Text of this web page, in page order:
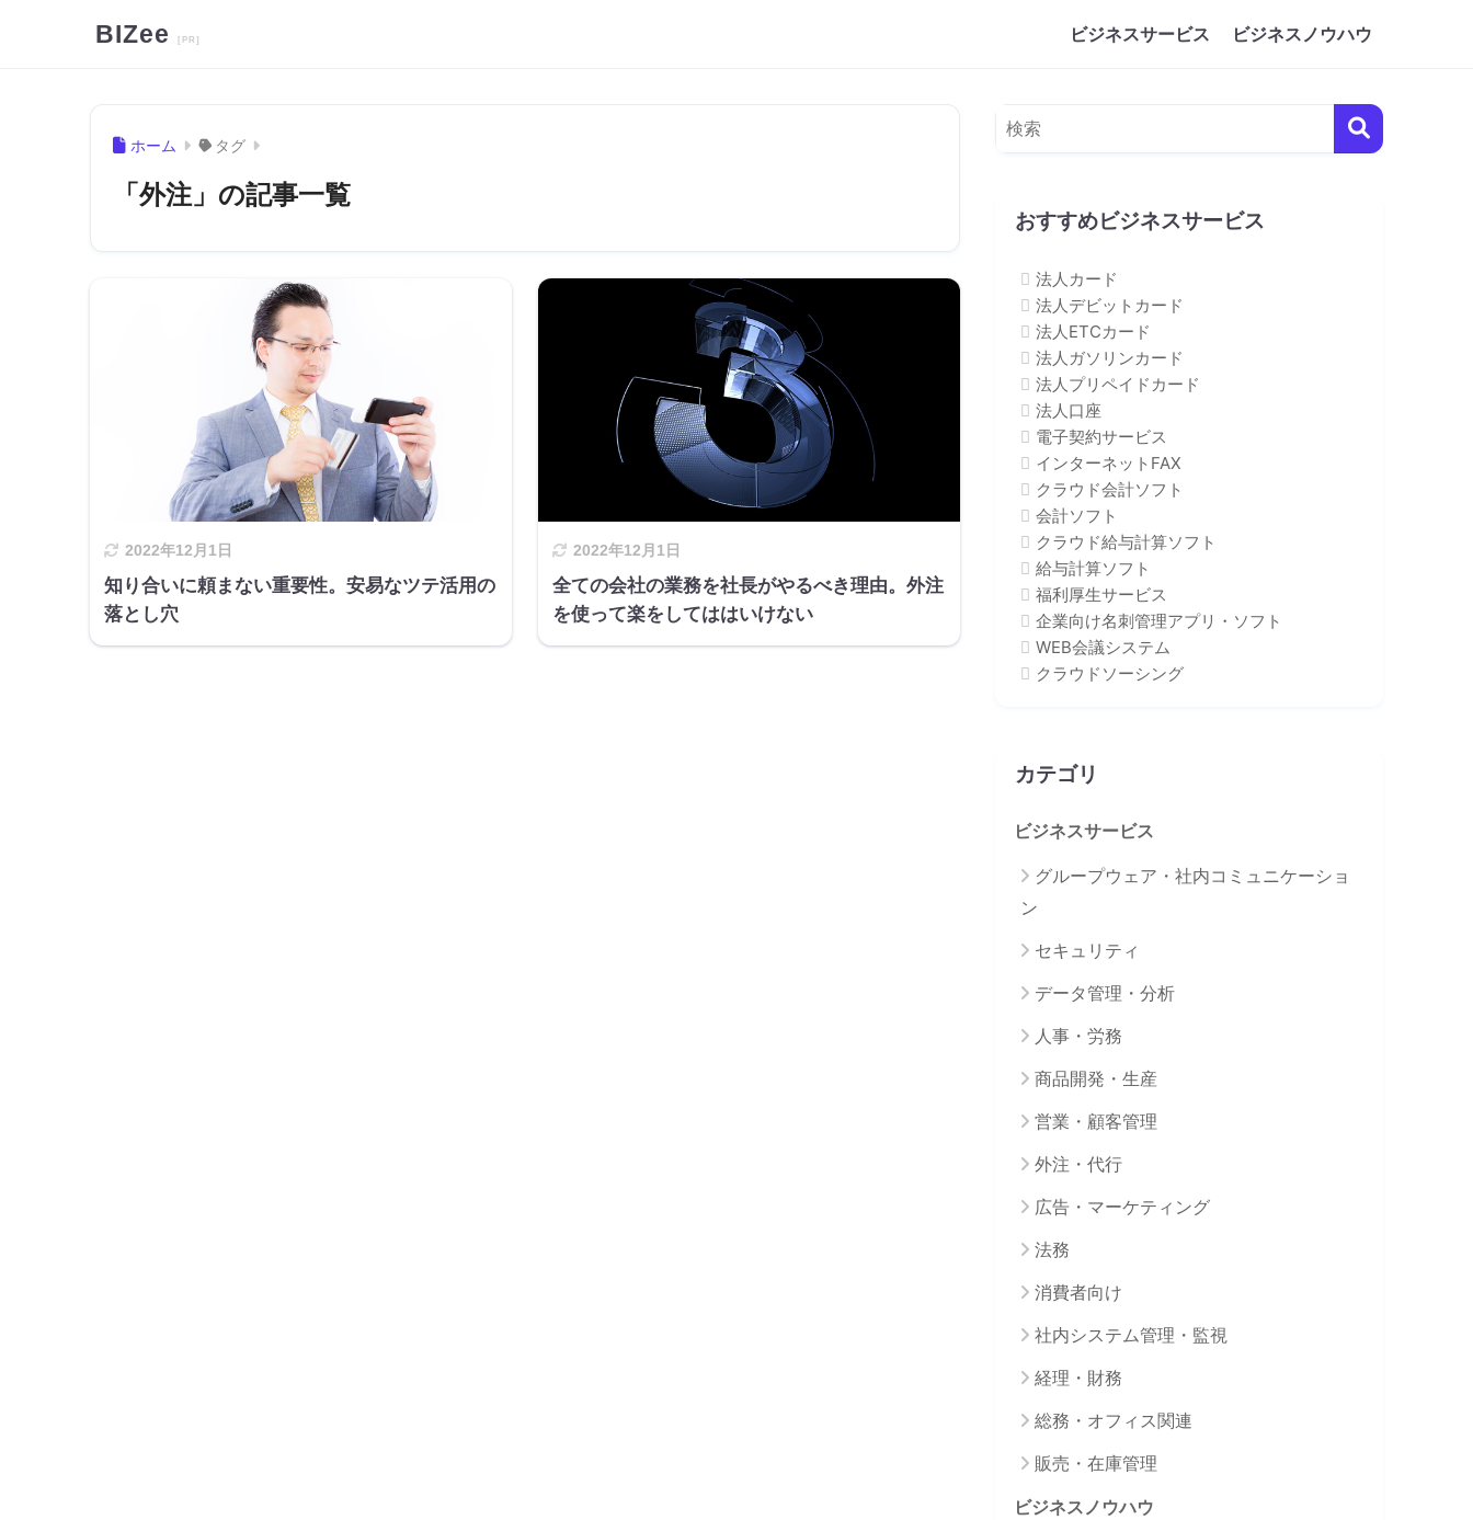
BIZee ビジネスサービス ビジネスノウハウ
ホーム タグ
「外注」の記事一覧
2022年12月1日
知り合いに頼まない重要性。安易なツテ活用の
落とし穴
2022年12月1日
全ての会社の業務を社長がやるべき理由。外注
を使って楽をしてははいけない
おすすめビジネスサービス
法人カード
法人デビットカード
法人ETCカード
法人ガソリンカード
法人プリペイドカード
法人口座
電子契約サービス
インターネットFAX
クラウド会計ソフト
会計ソフト
クラウド給与計算ソフト
給与計算ソフト
福利厚生サービス
企業向け名刺管理アプリ・ソフト
WEB会議システム
クラウドソーシング
カテゴリ
ビジネスサービス
グループウェア・社内コミュニケーショ
ン
セキュリティ
データ管理・分析
人事・労務
商品開発・生産
営業・顧客管理
外注・代行
広告・マーケティング
法務
消費者向け
社内システム管理・監視
経理・財務
総務・オフィス関連
販売・在庫管理
ビジネスノウハウ